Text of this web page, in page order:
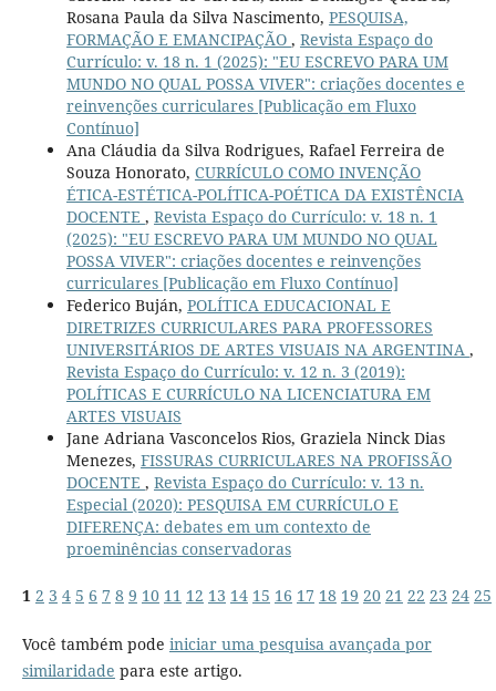
Rosana Paula da Silva Nascimento, PESQUISA,
FORMAÇÃO E EMANCIPAÇÃO , Revista Espaço do
Currículo: v. 18 n. 1 (2025): "EU ESCREVO PARA UM
MUNDO NO QUAL POSSA VIVER": criações docentes e
reinvenções curriculares [Publicação em Fluxo
Contínuo]
Ana Cláudia da Silva Rodrigues, Rafael Ferreira de
Souza Honorato, CURRÍCULO COMO INVENÇÃO
ÉTICA-ESTÉTICA-POLÍTICA-POÉTICA DA EXISTÊNCIA
DOCENTE , Revista Espaço do Currículo: v. 18 n. 1
(2025): "EU ESCREVO PARA UM MUNDO NO QUAL
POSSA VIVER": criações docentes e reinvenções
curriculares [Publicação em Fluxo Contínuo]
Federico Buján, POLÍTICA EDUCACIONAL E
DIRETRIZES CURRICULARES PARA PROFESSORES
UNIVERSITÁRIOS DE ARTES VISUAIS NA ARGENTINA ,
Revista Espaço do Currículo: v. 12 n. 3 (2019):
POLÍTICAS E CURRÍCULO NA LICENCIATURA EM
ARTES VISUAIS
Jane Adriana Vasconcelos Rios, Graziela Ninck Dias
Menezes, FISSURAS CURRICULARES NA PROFISSÃO
DOCENTE , Revista Espaço do Currículo: v. 13 n.
Especial (2020): PESQUISA EM CURRÍCULO E
DIFERENÇA: debates em um contexto de
proeminências conservadoras
1 2 3 4 5 6 7 8 9 10 11 12 13 14 15 16 17 18 19 20 21 22 23 24 25
Você também pode iniciar uma pesquisa avançada por
similaridade para este artigo.